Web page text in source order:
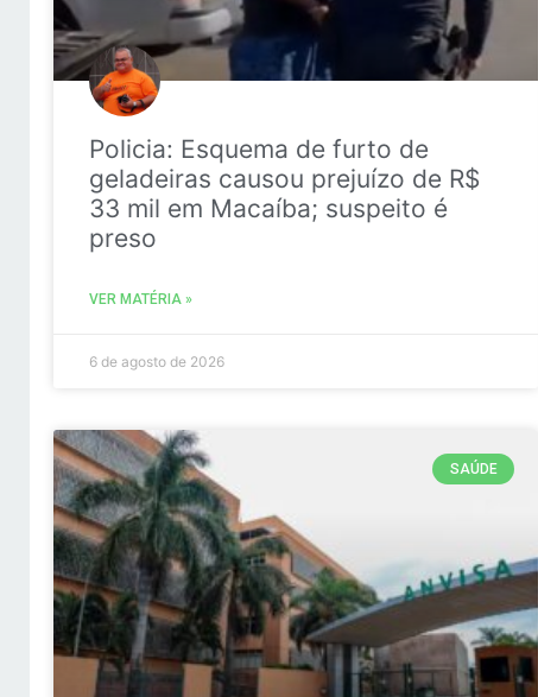
Policia: Esquema de furto de
geladeiras causou prejuízo de R$
33 mil em Macaíba; suspeito é
preso
VER MATÉRIA »
6 de agosto de 2026
SAÚDE